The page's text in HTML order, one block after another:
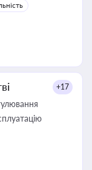
+17